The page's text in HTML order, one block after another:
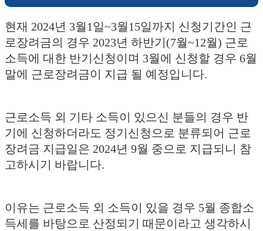
현재 2024년 3월1일~3월15일까지 신청기간인 근
로장려금의 경우 2023년 하반기(7월~12월) 근로
소득에 대한 반기신청이며 3월에 신청할 경우 6월
말에 근로장려금이 지급 될 예정입니다.
근로소득 외 기타 소득이 있으신 분들의 경우 반
기에 신청하더라도 정기신청으로 분류되어 근로
장려금 지급일은 2024년 9월 중으로 지급되니 참
고하시기 바랍니다.
이유는 근로소득 외 소득이 있을 경우 5월 종합소
득세를 바탕으로 산정되기 때문이라고 생각하시